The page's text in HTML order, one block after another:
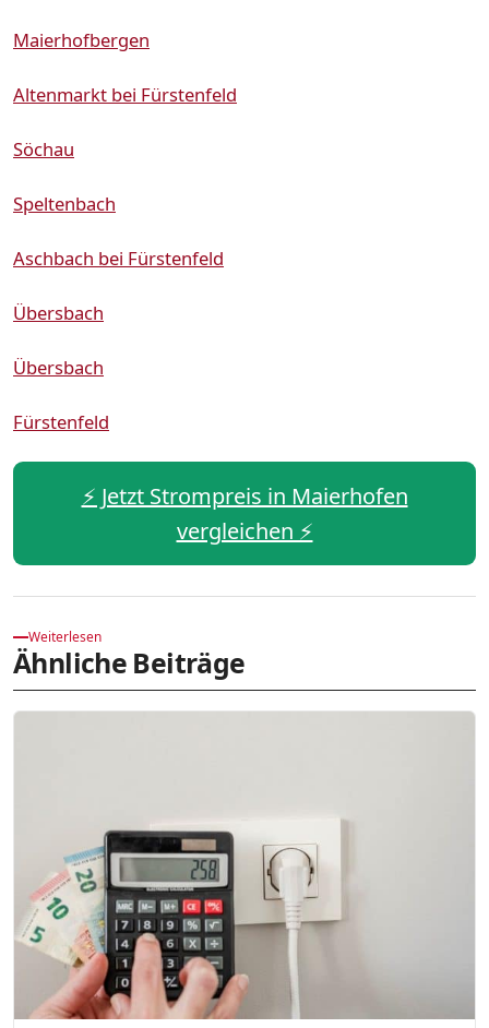
Maierhofbergen
Altenmarkt bei Fürstenfeld
Söchau
Speltenbach
Aschbach bei Fürstenfeld
Übersbach
Übersbach
Fürstenfeld
⚡️ Jetzt Strompreis in Maierhofen
vergleichen ⚡️
Weiterlesen
Ähnliche Beiträge